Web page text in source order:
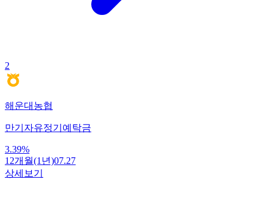
2
해운대농협
만기자유정기예탁금
3.39%
12개월(1년)07.27
상세보기